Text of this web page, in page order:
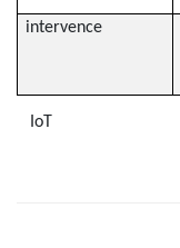
intervence
IoT